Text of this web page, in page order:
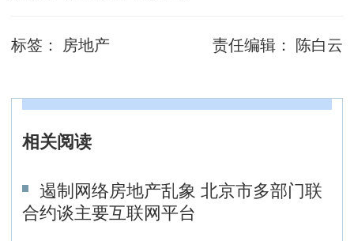
标签： 房地产 责任编辑： 陈白云
相关阅读
遏制网络房地产乱象 北京市多部门联
合约谈主要互联网平台